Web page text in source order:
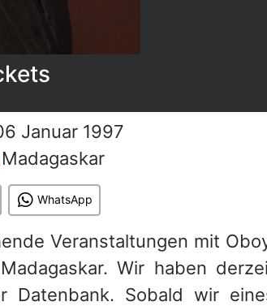
Januar 1997
Madagaskar
WhatsApp
Veranstaltungen mit
Wir haben
Datenbank. Sobald wir